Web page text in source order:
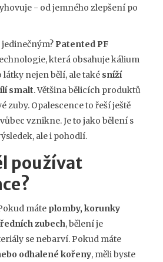
- od jemného zlepšení po
jedinečným? Patented PF
která obsahuje kálium
nejen bělí, ale také sníží
smalt. Většina bělicích produktů
zuby. Opalescence to řeší ještě
vznikne. Je to jako bělení s
ale i pohodlí.
používat
máte plomby, korunky
zubech, bělení je
se nebarví. Pokud máte
odhalené kořeny, měli byste